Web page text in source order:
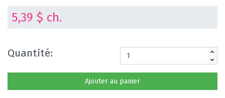
5,39 $ ch.
Quantité:
Ajouter au panier